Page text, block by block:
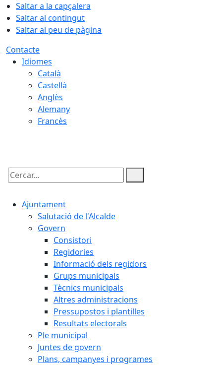
Saltar a la capçalera
Saltar al contingut
Saltar al peu de pàgina
Contacte
Idiomes
Català
Castellà
Anglès
Alemany
Francès
Cercar:
Ajuntament
Salutació de l'Alcalde
Govern
Consistori
Regidories
Informació dels regidors
Grups municipals
Tècnics municipals
Altres administracions
Pressupostos i plantilles
Resultats electorals
Ple municipal
Juntes de govern
Plans, campanyes i programes